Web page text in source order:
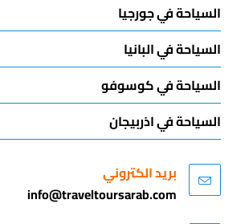
السياحة في جورجيا
السياحة في البانيا
السياحة في كوسوفو
السياحة في اذربيجان
بريد الكتروني
info@traveltoursarab.com